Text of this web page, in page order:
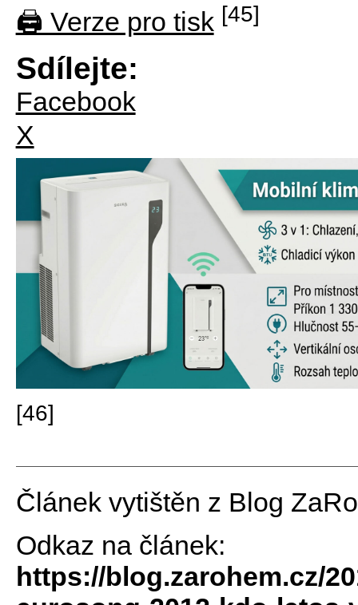
🖨 Verze pro tisk [45]
Sdílejte:
Facebook
X
[46]
Článek vytištěn z Blog
Odkaz na článek:
https://blog.zarohem.cz/